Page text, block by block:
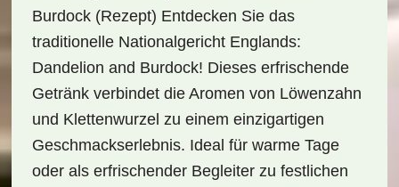
Burdock (Rezept) Entdecken Sie das
traditionelle Nationalgericht Englands:
Dandelion and Burdock! Dieses erfrischende
Getränk verbindet die Aromen von Löwenzahn
und Klettenwurzel zu einem einzigartigen
Geschmackserlebnis. Ideal für warme Tage
oder als erfrischender Begleiter zu festlichen